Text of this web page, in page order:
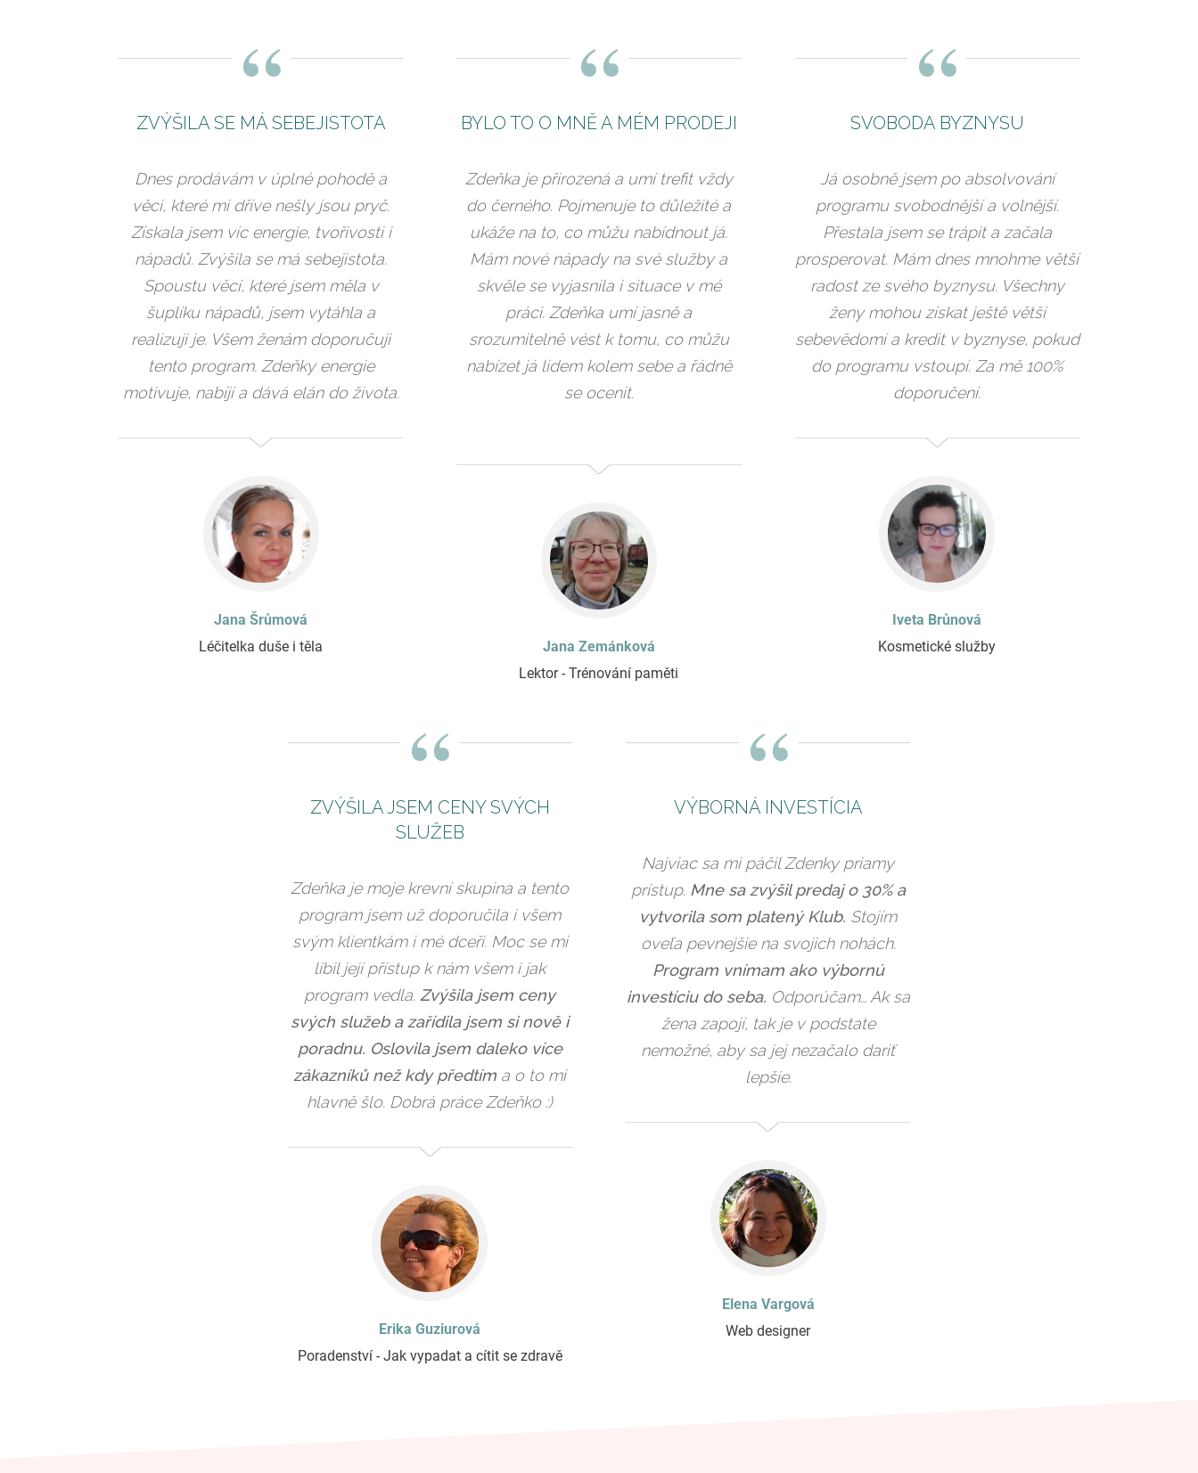
“
ZVÝŠILA SE MÁ SEBEJISTOTA
Dnes prodávám v úplné pohodě a
věci, které mi dříve nešly jsou pryč.
Získala jsem víc energie, tvořivosti i
nápadů. Zvýšila se má sebejistota.
Spoustu věcí, které jsem měla v
šuplíku nápadů, jsem vytáhla a
realizuji je. Všem ženám doporučuji
tento program. Zdeňky energie
motivuje, nabíjí a dává elán do života.
Jana Šrůmová
Léčitelka duše i těla
“
BYLO TO O MNĚ A MÉM PRODEJI
Zdeňka je přirozená a umí trefit vždy
do černého. Pojmenuje to důležité a
ukáže na to, co můžu nabídnout já.
Mám nové nápady na své služby a
skvěle se vyjasnila i situace v mé
práci. Zdeňka umí jasně a
srozumitelně vést k tomu, co můžu
nabízet já lidem kolem sebe a řádně
se ocenit.
Jana Zemánková
Lektor - Trénování paměti
“
SVOBODA BYZNYSU
Já osobně jsem po absolvování
programu svobodnější a volnější.
Přestala jsem se trápit a začala
prosperovat. Mám dnes mnohme větší
radost ze svého byznysu. Všechny
ženy mohou získat ještě větší
sebevědomí a kredit v byznyse, pokud
do programu vstoupí. Za mě 100%
doporučení.
Iveta Brůnová
Kosmetické služby
“
ZVÝŠILA JSEM CENY SVÝCH
SLUŽEB
Zdeňka je moje krevní skupina a tento
program jsem už doporučila i všem
svým klientkám i mé dceři. Moc se mi
líbil její přístup k nám všem i jak
program vedla. Zvýšila jsem ceny
svých služeb a zařídila jsem si nově i
poradnu. Oslovila jsem daleko více
zákazníků než kdy předtím a o to mi
hlavně šlo. Dobrá práce Zdeňko :)
Erika Guziurová
Poradenství - Jak vypadat a cítit se zdravě
“
VÝBORNÁ INVESTÍCIA
Najviac sa mi páčil Zdenky priamy
prístup. Mne sa zvýšil predaj o 30% a
vytvorila som platený Klub. Stojím
oveľa pevnejšie na svojich nohách.
Program vnímam ako výbornú
investíciu do seba. Odporúčam… Ak sa
žena zapojí, tak je v podstate
nemožné, aby sa jej nezačalo dariť
lepšie.
Elena Vargová
Web designer